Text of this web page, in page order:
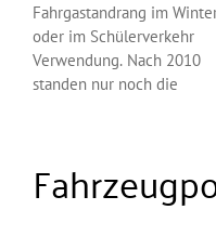
Fahrgastandrang im
oder im Schülerverkehr
Verwendung. Nach 2010
standen nur noch die